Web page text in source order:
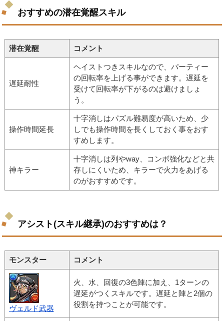
おすすめの潜在覚醒スキル
潜在覚醒 コメント
遅延耐性
ヘイストつきスキルなので、パーティー
の回転率を上げる事ができます。遅延を
受けて回転率が下がるのは避けましょ
う。
操作時間延長
十字消しはパズル難易度が高いため、少
しでも操作時間を長くしておく事をおす
すめします。
神キラー
十字消しは列やway、コンボ強化などと共
存しにくいため、キラーで火力をあげる
のがおすすめです。
アシスト(スキル継承)のおすすめは？
モンスター コメント
ヴェルド武器
火、水、回復の3色陣に加え、1ターンの
遅延がつくスキルです。遅延と陣と2個の
役割を持つことが可能です。